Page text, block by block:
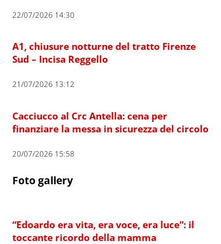
22/07/2026 14:30
A1, chiusure notturne del tratto Firenze
Sud – Incisa Reggello
21/07/2026 13:12
Cacciucco al Crc Antella: cena per
finanziare la messa in sicurezza del circolo
20/07/2026 15:58
Foto gallery
“Edoardo era vita, era voce, era luce”: il
toccante ricordo della mamma